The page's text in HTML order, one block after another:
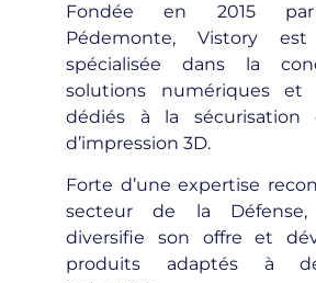
Fondée en 2015 par
Pédemonte, Vistory
spécialisée dans la
solutions numériques et
dédiés à la sécurisation
d’impression 3D.
Forte d’une expertise
secteur de la Défense,
diversifie son offre et
produits adaptés à